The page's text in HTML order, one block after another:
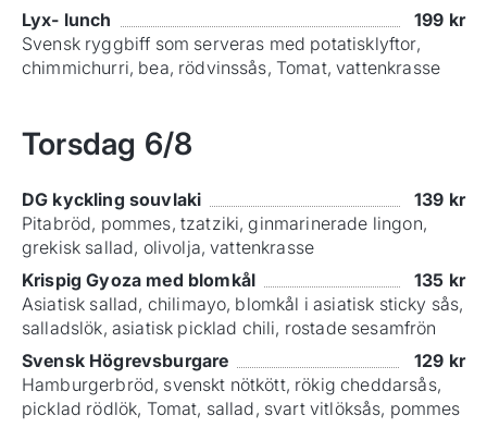
Lyx- lunch
199 kr
Svensk ryggbiff som serveras med potatisklyftor,
chimmichurri, bea, rödvinssås, Tomat, vattenkrasse
Torsdag 6/8
DG kyckling souvlaki 139 kr
Pitabröd, pommes, tzatziki, ginmarinerade lingon,
grekisk sallad, olivolja, vattenkrasse
Krispig Gyoza med blomkål
135 kr
Asiatisk sallad, chilimayo, blomkål i asiatisk sticky sås,
salladslök, asiatisk picklad chili, rostade sesamfrön
Svensk Högrevsburgare
129 kr
Hamburgerbröd, svenskt nötkött, rökig cheddarsås,
picklad rödlök, Tomat, sallad, svart vitlöksås, pommes